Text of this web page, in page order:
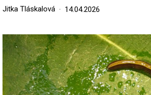
Jitka Tláskalová 14.04.2026
Image